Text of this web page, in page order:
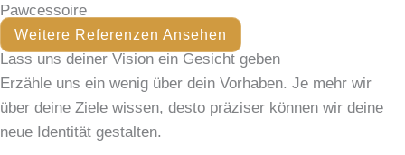
Pawcessoire
Weitere Referenzen Ansehen
Lass uns deiner Vision ein Gesicht geben
Erzähle uns ein wenig über dein Vorhaben. Je mehr wir
über deine Ziele wissen, desto präziser können wir deine
neue Identität gestalten.